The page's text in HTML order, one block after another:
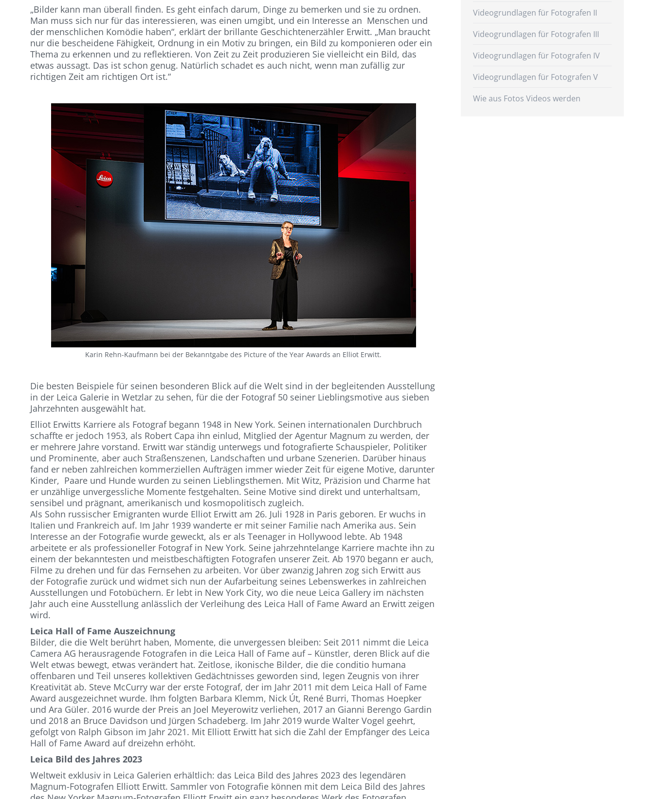
„Bilder kann man überall finden. Es geht einfach darum, Dinge zu bemerken und sie zu ordnen.
Man muss sich nur für das interessieren, was einen umgibt, und ein Interesse an Menschen und
der menschlichen Komödie haben“, erklärt der brillante Geschichtenerzähler Erwitt. „Man braucht
nur die bescheidene Fähigkeit, Ordnung in ein Motiv zu bringen, ein Bild zu komponieren oder ein
Thema zu erkennen und zu reflektieren. Von Zeit zu Zeit produzieren Sie vielleicht ein Bild, das
etwas aussagt. Das ist schon genug. Natürlich schadet es auch nicht, wenn man zufällig zur
richtigen Zeit am richtigen Ort ist.“
Karin Rehn-Kaufmann bei der Bekanntgabe des Picture of the Year Awards an Elliot Erwitt.
Die besten Beispiele für seinen besonderen Blick auf die Welt sind in der begleitenden Ausstellung
in der Leica Galerie in Wetzlar zu sehen, für die der Fotograf 50 seiner Lieblingsmotive aus sieben
Jahrzehnten ausgewählt hat.
Elliot Erwitts Karriere als Fotograf begann 1948 in New York. Seinen internationalen Durchbruch
schaffte er jedoch 1953, als Robert Capa ihn einlud, Mitglied der Agentur Magnum zu werden, der
er mehrere Jahre vorstand. Erwitt war ständig unterwegs und fotografierte Schauspieler, Politiker
und Prominente, aber auch Straßenszenen, Landschaften und urbane Szenerien. Darüber hinaus
fand er neben zahlreichen kommerziellen Aufträgen immer wieder Zeit für eigene Motive, darunter
Kinder, Paare und Hunde wurden zu seinen Lieblingsthemen. Mit Witz, Präzision und Charme hat
er unzählige unvergessliche Momente festgehalten. Seine Motive sind direkt und unterhaltsam,
sensibel und prägnant, amerikanisch und kosmopolitisch zugleich.
Als Sohn russischer Emigranten wurde Elliot Erwitt am 26. Juli 1928 in Paris geboren. Er wuchs in
Italien und Frankreich auf. Im Jahr 1939 wanderte er mit seiner Familie nach Amerika aus. Sein
Interesse an der Fotografie wurde geweckt, als er als Teenager in Hollywood lebte. Ab 1948
arbeitete er als professioneller Fotograf in New York. Seine jahrzehntelange Karriere machte ihn zu
einem der bekanntesten und meistbeschäftigten Fotografen unserer Zeit. Ab 1970 begann er auch,
Filme zu drehen und für das Fernsehen zu arbeiten. Vor über zwanzig Jahren zog sich Erwitt aus
der Fotografie zurück und widmet sich nun der Aufarbeitung seines Lebenswerkes in zahlreichen
Ausstellungen und Fotobüchern. Er lebt in New York City, wo die neue Leica Gallery im nächsten
Jahr auch eine Ausstellung anlässlich der Verleihung des Leica Hall of Fame Award an Erwitt zeigen
wird.
Leica Hall of Fame Auszeichnung
Bilder, die die Welt berührt haben, Momente, die unvergessen bleiben: Seit 2011 nimmt die Leica
Camera AG herausragende Fotografen in die Leica Hall of Fame auf – Künstler, deren Blick auf die
Welt etwas bewegt, etwas verändert hat. Zeitlose, ikonische Bilder, die die conditio humana
offenbaren und Teil unseres kollektiven Gedächtnisses geworden sind, legen Zeugnis von ihrer
Kreativität ab. Steve McCurry war der erste Fotograf, der im Jahr 2011 mit dem Leica Hall of Fame
Award ausgezeichnet wurde. Ihm folgten Barbara Klemm, Nick Út, René Burri, Thomas Hoepker
und Ara Güler. 2016 wurde der Preis an Joel Meyerowitz verliehen, 2017 an Gianni Berengo Gardin
und 2018 an Bruce Davidson und Jürgen Schadeberg. Im Jahr 2019 wurde Walter Vogel geehrt,
gefolgt von Ralph Gibson im Jahr 2021. Mit Elliott Erwitt hat sich die Zahl der Empfänger des Leica
Hall of Fame Award auf dreizehn erhöht.
Leica Bild des Jahres 2023
Weltweit exklusiv in Leica Galerien erhältlich: das Leica Bild des Jahres 2023 des legendären
Magnum-Fotografen Elliott Erwitt. Sammler von Fotografie können mit dem Leica Bild des Jahres
Videogrundlagen für Fotografen II
Videogrundlagen für Fotografen III
Videogrundlagen für Fotografen IV
Videogrundlagen für Fotografen V
Wie aus Fotos Videos werden